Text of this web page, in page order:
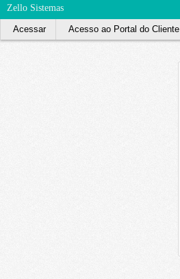
Zello Sistemas
Acessar Acesso ao Portal do Cliente